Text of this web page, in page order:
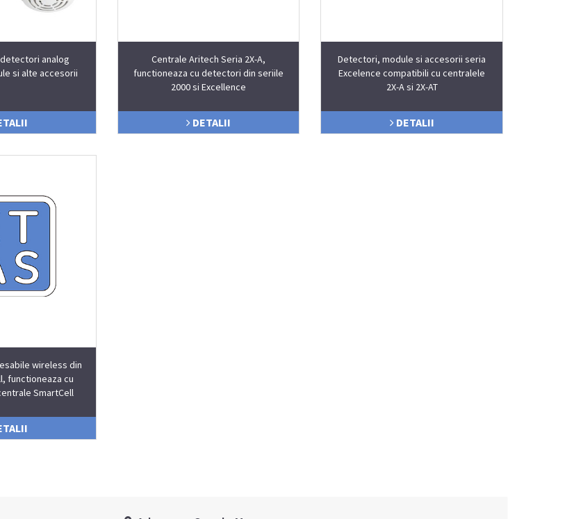
analog
si alte accesorii
Centrale Aritech Seria 2X-A,
functioneaza cu detectori din seriile
2000 si Excellence
DETALII
Detectori, module si accesorii seria
Excelence compatibili cu centralele
2X-A si 2X-AT
DETALII
wireless din
functioneaza cu
SmartCell